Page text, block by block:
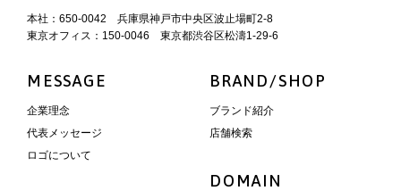
本社：650-0042 兵庫県神戸市中央区波止場町2-8
東京オフィス：150-0046 東京都渋谷区松濤1-29-6
MESSAGE
企業理念
代表メッセージ
ロゴについて
BRAND/SHOP
ブランド紹介
店舗検索
DOMAIN